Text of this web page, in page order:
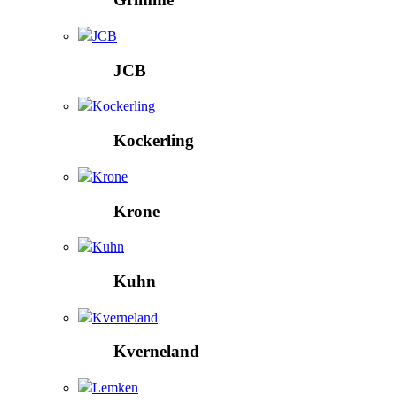
JCB
JCB
Kockerling
Kockerling
Krone
Krone
Kuhn
Kuhn
Kverneland
Kverneland
Lemken